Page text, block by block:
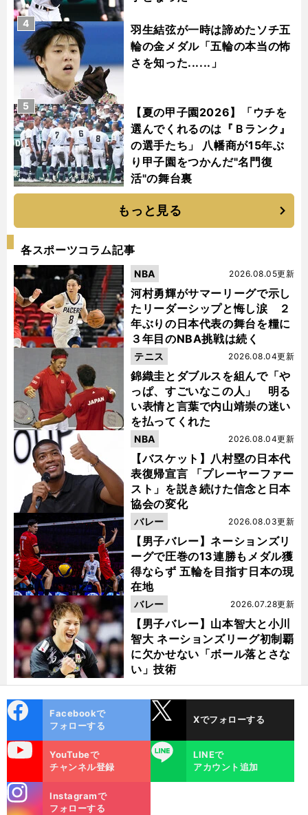
羽生結弦が一時は諦めたソチ五
輪の金メダル「五輪の本当の怖
さを知った......」
4
【夏の甲子園2026】「ウチを
選んでくれるのは『Ｂランク』
の選手たち」 八幡商が15年ぶ
り甲子園をつかんだ"名門復
活"の舞台裏
5
もっと見る
各スポーツコラム記事
河村勇輝がサマーリーグで示し
たリーダーシップと悔し涙 ２
年ぶりの日本代表の舞台を糧に
３年目のNBA挑戦は続く
2026.08.05更新
NBA
錦織圭とダブルスを組んで「や
っぱ、すごいなこの人」 明る
い表情と言葉で内山靖崇の迷い
を払ってくれた
2026.08.04更新
テニス
【バスケット】八村塁の日本代
表復帰宣言 「プレーヤーファー
スト」を説き続けた信念と日本
協会の変化
2026.08.04更新
NBA
【男子バレー】ネーションズリ
ーグで圧巻の13連勝もメダル獲
得ならず 五輪を目指す日本の現
在地
2026.08.03更新
バレー
【男子バレー】山本智大と小川
智大 ネーションズリーグ初制覇
に欠かせない「ボール落とさな
い」技術
2026.07.28更新
バレー
ok
Facebookで
フォローする
Xでフォローする
YouTubeで
チャンネル登録
LINE
LINEで
アカウント追加
m
Instagramで
フォローする